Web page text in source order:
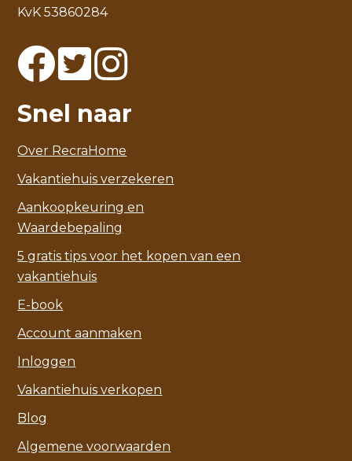
KvK 53860284
Snel naar
Over RecraHome
Vakantiehuis verzekeren
Aankoopkeuring en
Waardebepaling
5 gratis tips voor het kopen van een
vakantiehuis
E-book
Account aanmaken
Inloggen
Vakantiehuis verkopen
Blog
Algemene voorwaarden